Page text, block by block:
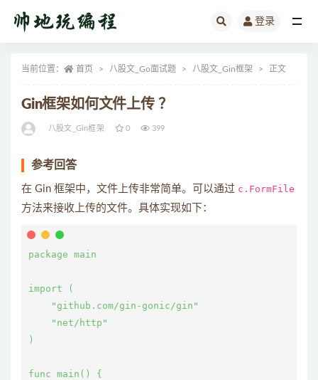
登录
当前位置： 首页 八股文_Go面试题 八股文_Gin框架 正文
Gin框架如何文件上传 ？
八股文_Gin框架 0 399
参考回答
在 Gin 框架中，文件上传非常简单。可以通过 c.FormFile
方法来接收上传的文件。具体实现如下：
package main
import (
    "github.com/gin-gonic/gin"
    "net/http"
)
func main() {